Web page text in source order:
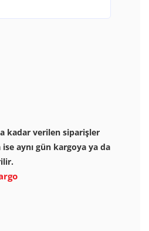
kadar verilen siparişler
aynı gün kargoya ya da